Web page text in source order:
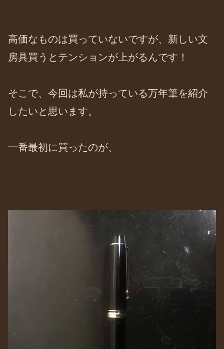
高価なものは買っていないですが、新しい文
房具買うとテンションが上がるんです！
そこで、今回は私が持っている万年筆を紹介
したいと思います。
一番最初に買ったのが、